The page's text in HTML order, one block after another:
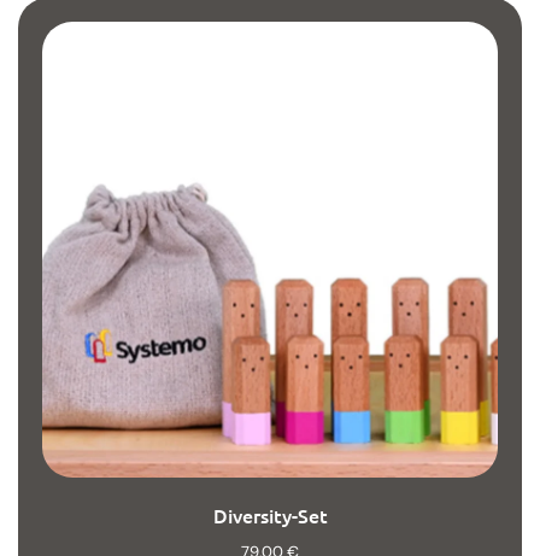
Diversity-Set
79,00€